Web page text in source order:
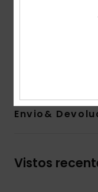
Envio&
Vistos